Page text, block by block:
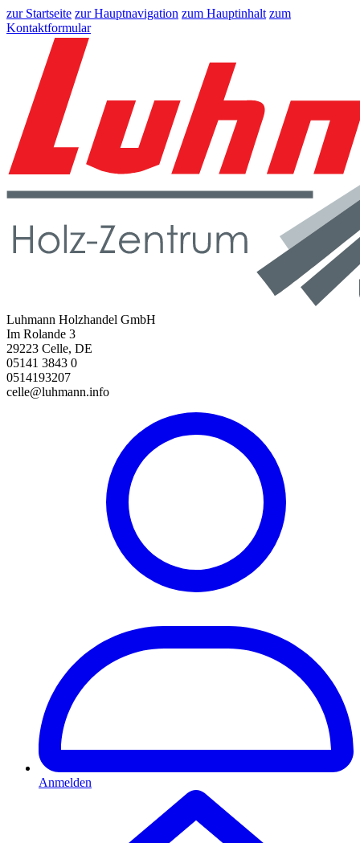
zur Startseite zur Hauptnavigation zum Hauptinhalt zum
Kontaktformular
Luhmann Holzhandel GmbH
Im Rolande 3
29223 Celle, DE
05141 3843 0
0514193207
celle@luhmann.info
Anmelden